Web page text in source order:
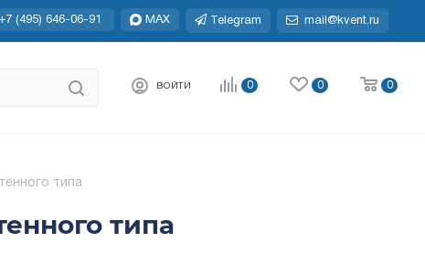
+7 (495) 646-06-91 MAX Telegram mail@kvent.ru
ВОЙТИ 0 0 0
типа
типа